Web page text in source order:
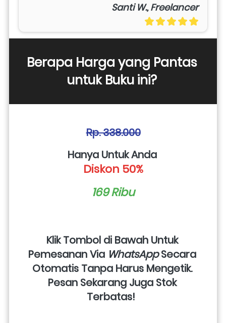
Santi W., Freelancer
Berapa Harga yang Pantas
untuk Buku ini?
Rp. 338.000
Hanya Untuk Anda
Diskon 50%
169 Ribu
Klik Tombol di Bawah Untuk
Pemesanan Via WhatsApp Secara
Otomatis Tanpa Harus Mengetik.
Pesan Sekarang Juga Stok
Terbatas!